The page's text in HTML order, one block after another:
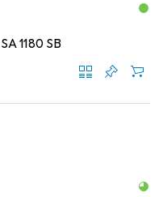
1180 SB